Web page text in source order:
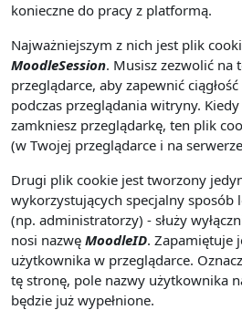
konieczne do pracy z platformą.
Najważniejszym z nich jest plik
MoodleSession. Musisz zezwolić na
przeglądarce, aby zapewnić
podczas przeglądania witryny.
zamkniesz przeglądarkę, ten plik
(w Twojej przeglądarce i na
Drugi plik cookie jest tworzony
wykorzystujących specjalny
(np. administratorzy) - służy
nosi nazwę MoodleID. Zapamiętuje
użytkownika w przeglądarce.
tę stronę, pole nazwy użytkownika
będzie już wypełnione.